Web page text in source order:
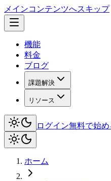
メインコンテンツへスキップ
機能
料金
ブログ
課題解決
リソース
ログイン無料で始め
ホーム